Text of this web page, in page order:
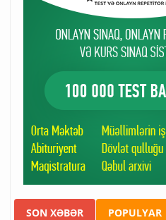
SON XƏBƏR POPULYAR